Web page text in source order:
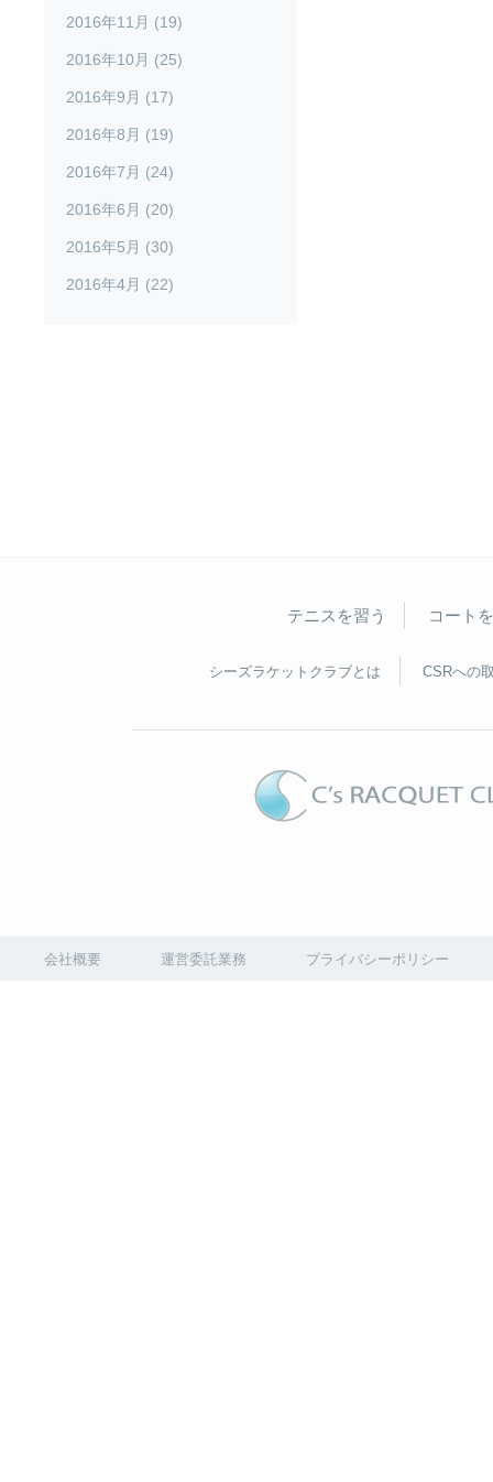
2016年11月 (19)
2016年10月 (25)
2016年9月 (17)
2016年8月 (19)
2016年7月 (24)
2016年6月 (20)
2016年5月 (30)
2016年4月 (22)
テニスを習う コート
シーズラケットクラブとは CSRへの
会社概要 運営委託業務 プライバシーポリシー